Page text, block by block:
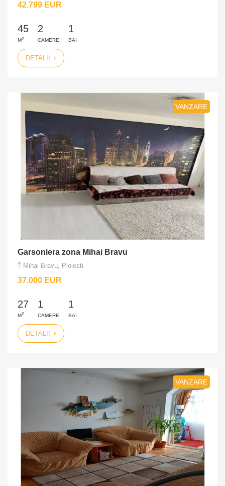
42.799 EUR
45
M2
2
CAMERE
1
BAI
DETALII
VANZARE
Garsoniera zona Mihai Bravu
Mihai Bravu, Ploiesti
37.000 EUR
27
M2
1
CAMERE
1
BAI
DETALII
VANZARE